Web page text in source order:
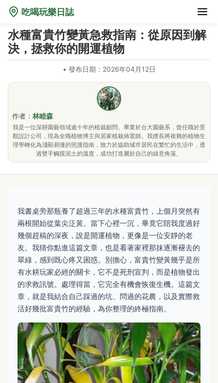
吃喝玩樂日誌
水種富貴竹變黃急救指南：從原因到解
決，拯救你的開運植物
• 發布日期：2026年04月12日
作者： 林睦森
我是一位深耕園藝領域逾十年的植栽顧問。畢業於台大園藝系，曾任職於景
觀設計公司，現為全職植物博主與居家植栽佈置師。我擅長將複雜的植物生
理學轉化為淺顯易懂的照護指南，致力於協助城市居民在繁忙的生活中，透
過雙手觸摸泥土的溫度，成功打造屬於自己的綠意角落。
我書桌旁那瓶養了超過三年的水種富貴竹，上個月突然有
兩根開始從葉尖泛黃。當下心裡一沉，畢竟它陪我度過好
幾個趕稿的深夜，說是開運植物，更像是一位安靜的老
友。我猜你點進這篇文章，也是看著家裡那抹逐漸褪去的
翠綠，感到既心疼又困惑。別擔心，富貴竹變黃幾乎是所
有水耕玩家必經的關卡，它不是死刑宣判，而是植物發出
的求救訊號。處理得當，它完全有機會恢復生機。這篇文
章，就是我結合自己踩過的坑、問過的花農，以及實際救
活好幾批富貴竹的經驗，為你整理的終極指南。